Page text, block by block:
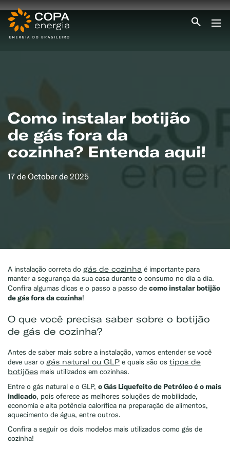
ENCONTRE UMA REVENDA
SEJA REVENDEDOR
MEDIÇÃO INDIVIDUALIZADA
#CAMPANHAS
Como instalar botijão
de gás fora da
cozinha? Entenda aqui!
17 de October de 2025
A instalação correta do gás de cozinha é importante para
manter a segurança da sua casa durante o consumo no dia a dia.
Confira algumas dicas e o passo a passo de como instalar botijão
de gás fora da cozinha!
O que você precisa saber sobre o botijão
de gás de cozinha?
Antes de saber mais sobre a instalação, vamos entender se você
deve usar o gás natural ou GLP e quais são os tipos de
botijões mais utilizados em cozinhas.
Entre o gás natural e o GLP, o Gás Liquefeito de Petróleo é o mais
indicado, pois oferece as melhores soluções de mobilidade,
economia e alta potência calorífica na preparação de alimentos,
aquecimento de água, entre outros.
Confira a seguir os dois modelos mais utilizados como gás de
cozinha!